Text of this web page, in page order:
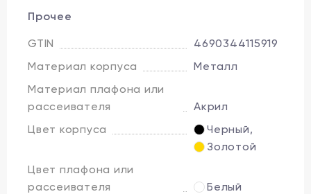
Прочее
GTIN
4690344115919
Материал корпуса
Металл
Материал плафона или
рассеивателя
Акрил
Цвет корпуса
Черный,
Золотой
Цвет плафона или
рассеивателя
Белый